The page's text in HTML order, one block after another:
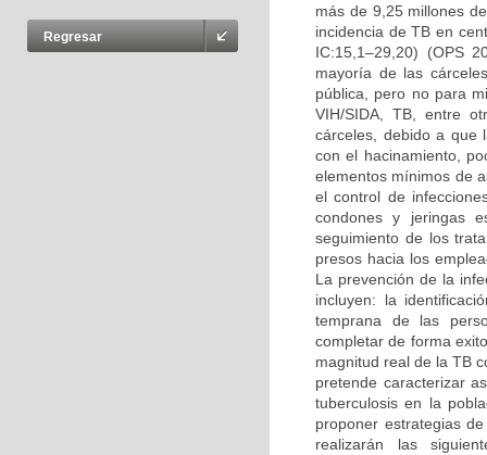
Regresar
más de 9,25 millones
incidencia de TB en
IC:15,1–29,20) (OPS
mayoría de las
pública, pero no para
VIH/SIDA, TB, entre
cárceles, debido a que
con el hacinamiento,
elementos mínimos de
el control de
condones y jeringas
seguimiento de los
presos hacia los
La prevención de la
incluyen: la
temprana de las
completar de forma
magnitud real de la TB
pretende caracterizar
tuberculosis en la
proponer estrategias
realizarán las